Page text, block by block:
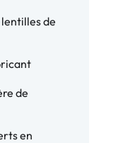
de
de
en